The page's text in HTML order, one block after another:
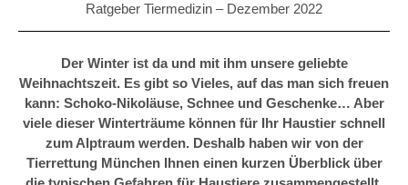
Ratgeber Tiermedizin – Dezember 2022
Der Winter ist da und mit ihm unsere geliebte
Weihnachtszeit. Es gibt so Vieles, auf das man sich freuen
kann: Schoko-Nikoläuse, Schnee und Geschenke… Aber
viele dieser Winterträume können für Ihr Haustier schnell
zum Alptraum werden. Deshalb haben wir von der
Tierrettung München Ihnen einen kurzen Überblick über